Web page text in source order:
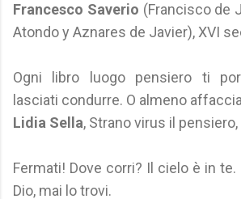
Francesco Saverio (Francisco de
Atondo y Aznares de Javier), XVI
Ogni libro luogo pensiero ti
lasciati condurre. O almeno
Lidia Sella, Strano virus il
Fermati! Dove corri? Il cielo è in
Dio, mai lo trovi.